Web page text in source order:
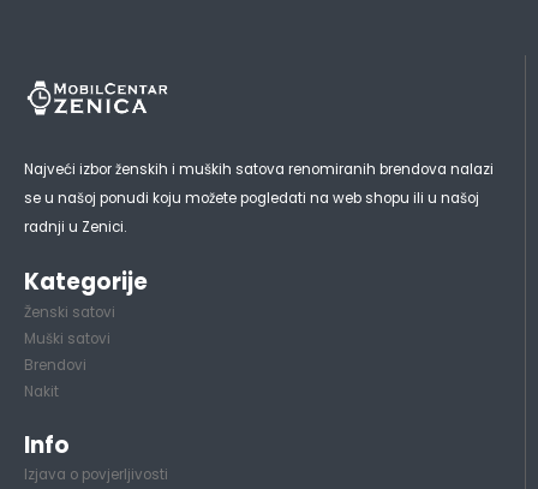
Najveći izbor ženskih i muških satova renomiranih brendova nalazi
se u našoj ponudi koju možete pogledati na web shopu ili u našoj
radnji u Zenici.
Kategorije
Ženski satovi
Muški satovi
Brendovi
Nakit
Info
Izjava o povjerljivosti